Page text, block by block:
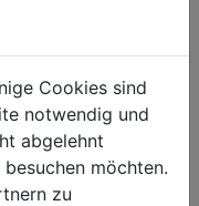
9120058374371
Cookies sind
notwendig und
abgelehnt
möchten.
zu